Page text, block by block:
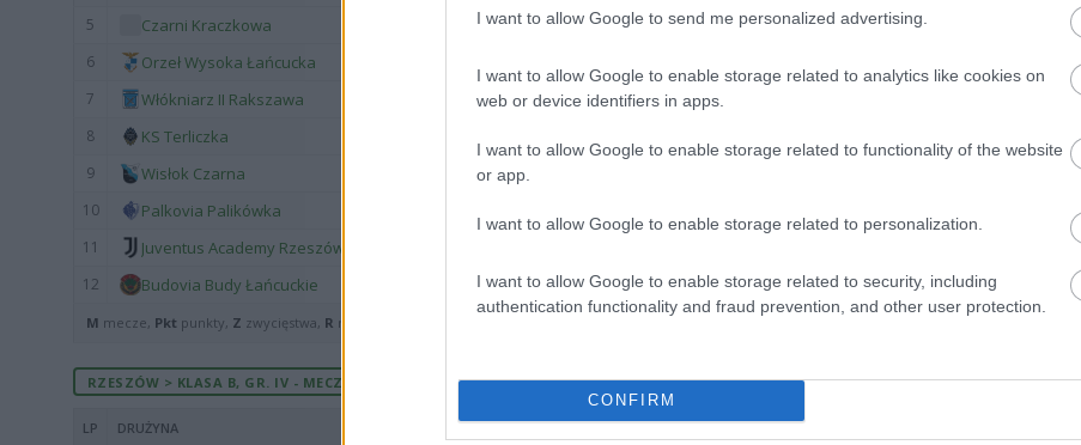
I want to allow Google to send me personalized advertising.
I want to allow Google to enable storage related to analytics like cookies on
web or device identifiers in apps.
I want to allow Google to enable storage related to functionality of the website
or app.
I want to allow Google to enable storage related to personalization.
I want to allow Google to enable storage related to security, including
authentication functionality and fraud prevention, and other user protection.
CONFIRM
5 Czarni Kraczkowa 11 19 47-28
6 Orzeł Wysoka Łańcucka 30-15
7 Włókniarz II Rakszawa 29-30
8 KS Terliczka 19-24
9 Wisłok Czarna 21-25
10 Palkovia Palikówka 13-23
11 Juventus Academy Rzeszów 13-34
12 Budovia Budy Łańcuckie 11 4 1 1 14-49
M mecze, Pkt punkty, Z zwycięstwa, R remisy,
RZESZÓW > KLASA B, GR. IV - MECZE ROZEGRANE NA WYJEŹDZIE
LP DRUŻYNA